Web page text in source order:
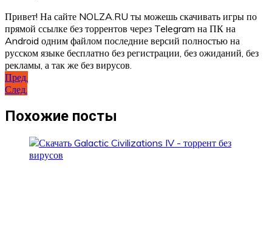
Привет! На сайте NOLZA.RU ты можешь скачивать игры по
прямой ссылке без торрентов через Telegram на ПК на
Android одним файлом последние версий полностью на
русском языке бесплатно без регистрации, без ожиданий, без
рекламы, а так же без вирусов.
Навигация
по
записям
Пред.
След.
Похожие посты